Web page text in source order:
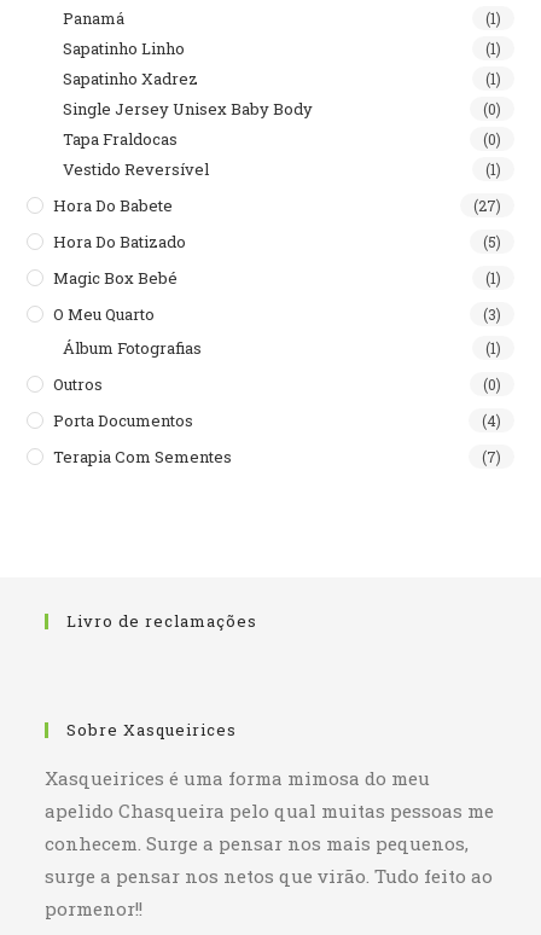
Panamá (1)
Sapatinho Linho (1)
Sapatinho Xadrez (1)
Single Jersey Unisex Baby Body (0)
Tapa Fraldocas (0)
Vestido Reversível (1)
Hora Do Babete (27)
Hora Do Batizado (5)
Magic Box Bebé (1)
O Meu Quarto (3)
Álbum Fotografias (1)
Outros (0)
Porta Documentos (4)
Terapia Com Sementes (7)
Livro de reclamações
Sobre Xasqueirices
Xasqueirices é uma forma mimosa do meu
apelido Chasqueira pelo qual muitas pessoas me
conhecem. Surge a pensar nos mais pequenos,
surge a pensar nos netos que virão. Tudo feito ao
pormenor!!